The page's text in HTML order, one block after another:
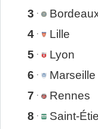
3
4
Lille
5
Lyon
6
Marseille
7
Rennes
8
Saint-